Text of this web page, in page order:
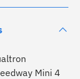
Mini 4